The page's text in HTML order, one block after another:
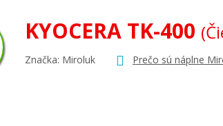
KYOCERA TK-400
Značka: Miroluk Prečo sú náplne